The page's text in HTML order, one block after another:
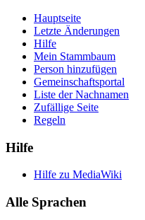
Hauptseite
Letzte Änderungen
Hilfe
Mein Stammbaum
Person hinzufügen
Gemeinschafts­portal
Liste der Nachnamen
Zufällige Seite
Regeln
Hilfe
Hilfe zu MediaWiki
Alle Sprachen